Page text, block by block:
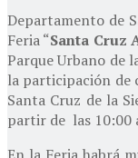
Departamento
Feria “Santa Cruz
Parque Urbano de
la participación de
Santa Cruz de la
partir de las 10:00